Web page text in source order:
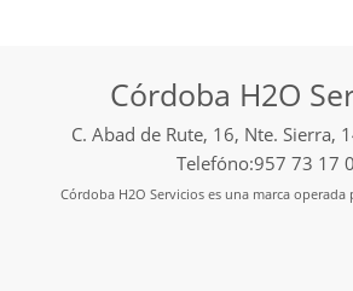
Córdoba H2O
C. Abad de Rute, 16, Nte. Sierra,
Telefóno:957 73 17
Córdoba H2O Servicios es una marca operada